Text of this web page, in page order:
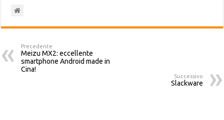
Precedente
Meizu MX2: eccellente
smartphone Android made in
Cina!
Successivo
Slackware